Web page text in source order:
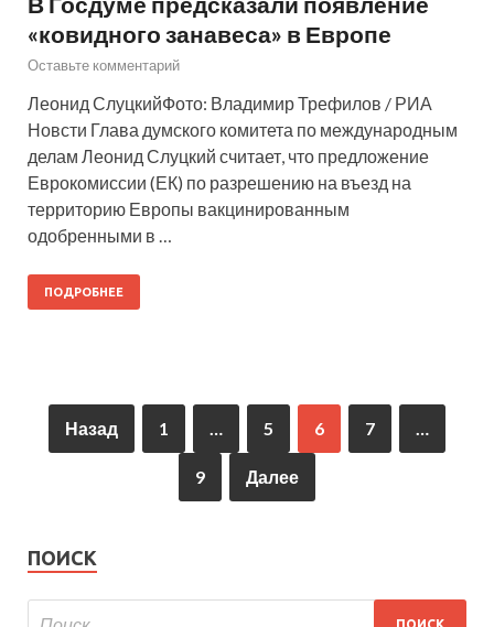
«ковидного занавеса» в Европе
Оставьте комментарий
Леонид СлуцкийФото: Владимир Трефилов / РИА
Новсти Глава думского комитета по международным
делам Леонид Слуцкий считает, что предложение
Еврокомиссии (ЕК) по разрешению на въезд на
территорию Европы вакцинированным
одобренными в …
ПОДРОБНЕЕ
Назад 1 … 5 6 7 …
9 Далее
ПОИСК